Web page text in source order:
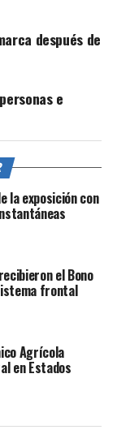
después de
e
la exposición con
el Bono
frontal
Agrícola
en Estados